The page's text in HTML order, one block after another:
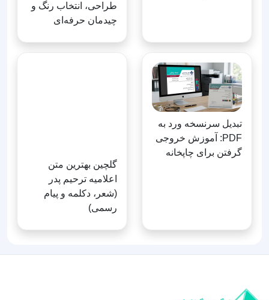
طراحی، انتخاب رنگ و
چیدمان حرفه‌ای
تبدیل سرنسخه ورد به
PDF: آموزش خروجی
گرفتن برای چاپخانه
گلچین بهترین متن
اعلامیه ترحیم پدر
(شعر، دکلمه و پیام
رسمی)